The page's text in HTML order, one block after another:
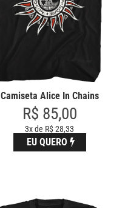
Camiseta Alice In Chains
R$ 85,00
3x de R$ 28,33
EU QUERO